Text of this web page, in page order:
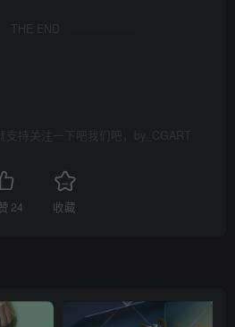
THE END
支持关注一下吧我们吧，by_CGART
24 收藏